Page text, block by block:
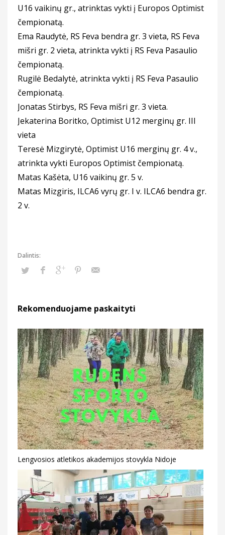
U16 vaikinų gr., atrinktas vykti į Europos Optimist
čempionatą.
Ema Raudytė, RS Feva bendra gr. 3 vieta, RS Feva
mišri gr. 2 vieta, atrinkta vykti į RS Feva Pasaulio
čempionatą.
Rugilė Bedalytė, atrinkta vykti į RS Feva Pasaulio
čempionatą.
Jonatas Stirbys, RS Feva mišri gr. 3 vieta.
Jekaterina Boritko, Optimist U12 merginų gr. III
vieta
Teresė Mizgirytė, Optimist U16 merginų gr. 4 v.,
atrinkta vykti Europos Optimist čempionatą.
Matas Kašėta, U16 vaikinų gr. 5 v.
Matas Mizgiris, ILCA6 vyrų gr. I v. ILCA6 bendra gr.
2 v.
Rekomenduojame paskaityti
Lengvosios atletikos akademijos stovykla Nidoje